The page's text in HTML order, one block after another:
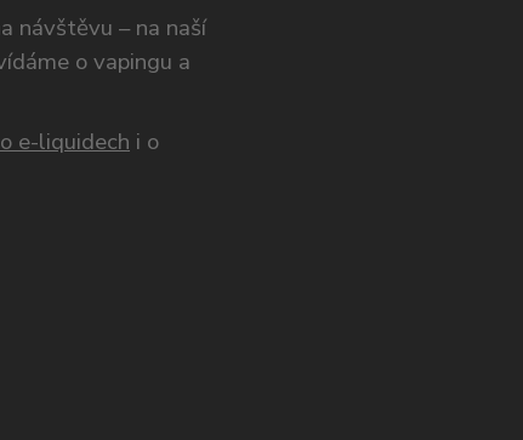
návštěvu – na naší
o vapingu a
e-liquidech i o